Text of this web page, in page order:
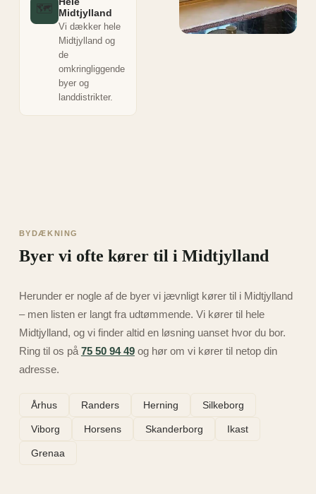
🗺️
Midtjylland
Vi dækker hele
Midtjylland og
de
omkringliggende
byer og
landdistrikter.
BYDÆKNING
Byer vi ofte kører til i Midtjylland
Herunder er nogle af de byer vi jævnligt kører til i Midtjylland
– men listen er langt fra udtømmende. Vi kører til hele
Midtjylland, og vi finder altid en løsning uanset hvor du bor.
Ring til os på 75 50 94 49og hør om vi kører til netop din
adresse.
Århus Randers Herning Silkeborg
Viborg Horsens Skanderborg Ikast
Grenaa